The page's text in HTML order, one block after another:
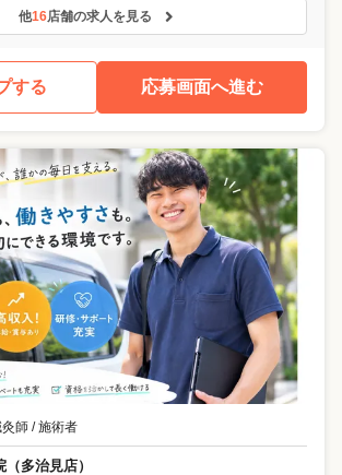
他16店舗の求人を見る
する 応募画面へ進む
師 / 施術者
多治見店）